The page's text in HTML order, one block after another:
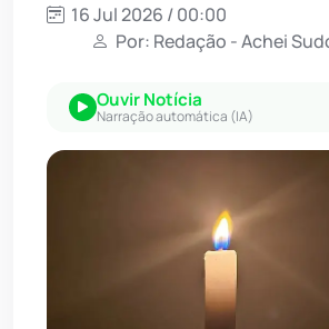
16 Jul 2026 / 00:00
Por: Redação - Achei
Ouvir Notícia
Narração automática (IA)